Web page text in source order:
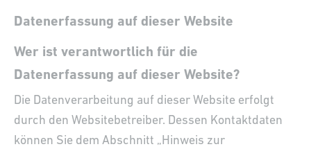
Datenerfassung auf dieser Website
Wer ist verantwortlich für die
Datenerfassung auf dieser Website?
Die Datenverarbeitung auf dieser Website erfolgt
durch den Websitebetreiber. Dessen Kontaktdaten
können Sie dem Abschnitt „Hinweis zur